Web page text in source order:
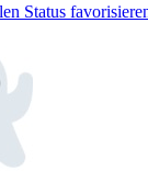
Status